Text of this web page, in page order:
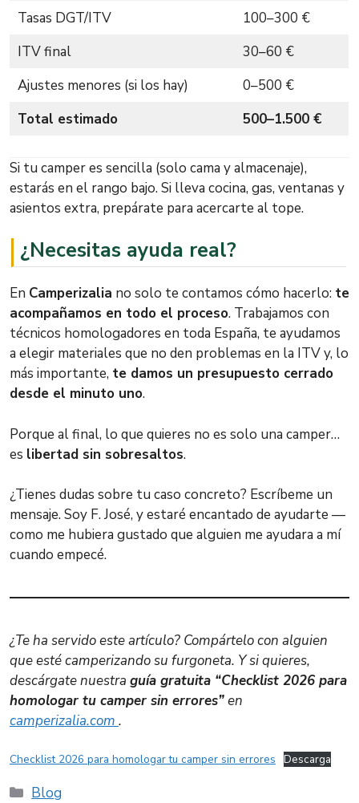
Tasas DGT/ITV
100–300 €
ITV final
30–60 €
Ajustes menores (si los hay)
0–500 €
Total estimado
500–1.500 €
Si tu camper es sencilla (solo cama y almacenaje),
estarás en el rango bajo. Si lleva cocina, gas, ventanas y
asientos extra, prepárate para acercarte al tope.
¿Necesitas ayuda real?
En Camperizalia no solo te contamos cómo hacerlo: te
acompañamos en todo el proceso. Trabajamos con
técnicos homologadores en toda España, te ayudamos
a elegir materiales que no den problemas en la ITV y, lo
más importante, te damos un presupuesto cerrado
desde el minuto uno.
Porque al final, lo que quieres no es solo una camper…
es libertad sin sobresaltos.
¿Tienes dudas sobre tu caso concreto? Escríbeme un
mensaje. Soy F. José, y estaré encantado de ayudarte —
como me hubiera gustado que alguien me ayudara a mí
cuando empecé.
¿Te ha servido este artículo? Compártelo con alguien
que esté camperizando su furgoneta. Y si quieres,
descárgate nuestra guía gratuita “Checklist 2026 para
homologar tu camper sin errores”en
camperizalia.com .
Checklist 2026 para homologar tu camper sin errores Descarga
Categorías
Blog